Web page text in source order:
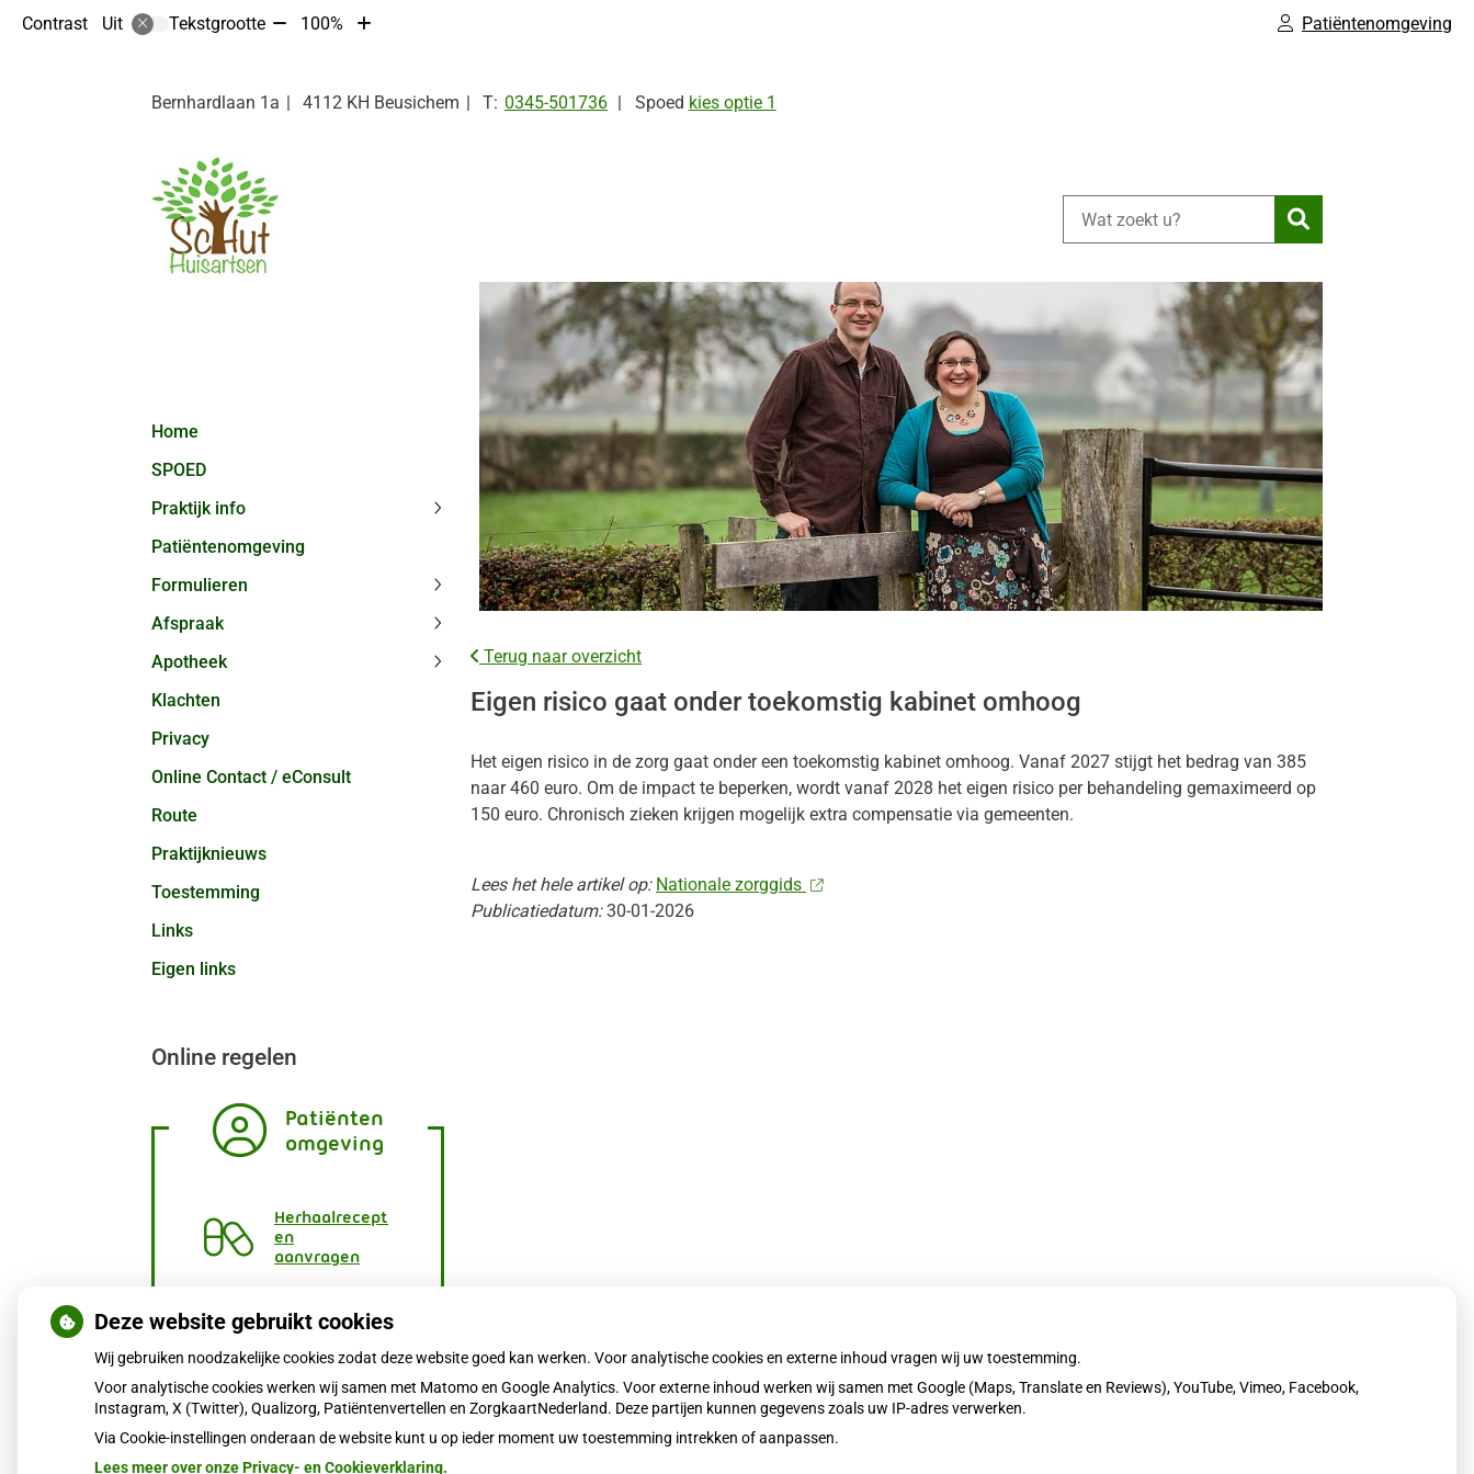
Contrast Uit Tekstgrootte Tekst
10%
100%
Tekst
10%
Patiëntenomgeving
Bernhardlaan 1a 4112 KH Beusichem Tel:
0345-501736 Spoed kies optie 1
Zoeken
Home
SPOED
Praktijk info
Praktijk
submenu
Patiëntenomgeving
Formulieren
Formulieren
submenu
Afspraak
submenu
Apotheek
submenu
Klachten
Privacy
Online Contact / eConsult
Route
Praktijknieuws
Toestemming
Links
Eigen links
Online regelen
Patiënten
omgeving
Herhaalrecept
en
aanvragen
stellen
maken
Dossier
bekijken
Terug naar overzicht
Eigen risico gaat onder toekomstig kabinet omhoog
Het eigen risico in de zorg gaat onder een toekomstig kabinet omhoog. Vanaf 2027 stijgt het bedrag van 385
naar 460 euro. Om de impact te beperken, wordt vanaf 2028 het eigen risico per behandeling gemaximeerd op
150 euro. Chronisch zieken krijgen mogelijk extra compensatie via gemeenten.
Lees het hele artikel op: Nationale zorggids
Publicatiedatum:30-01-2026
Deze website gebruikt cookies
Wij gebruiken noodzakelijke cookies zodat deze website goed kan werken. Voor analytische cookies en externe inhoud vragen wij uw toestemming.
Voor analytische cookies werken wij samen met Matomo en Google Analytics. Voor externe inhoud werken wij samen met Google (Maps, Translate en Reviews), YouTube, Vimeo, Facebook,
Instagram, X (Twitter), Qualizorg, Patiëntenvertellen en ZorgkaartNederland. Deze partijen kunnen gegevens zoals uw IP-adres verwerken.
Via Cookie-instellingen onderaan de website kunt u op ieder moment uw toestemming intrekken of aanpassen.
Lees meer over onze Privacy- en Cookieverklaring.